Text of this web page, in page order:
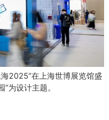
2025”在上海世博展览馆盛
为设计主题。